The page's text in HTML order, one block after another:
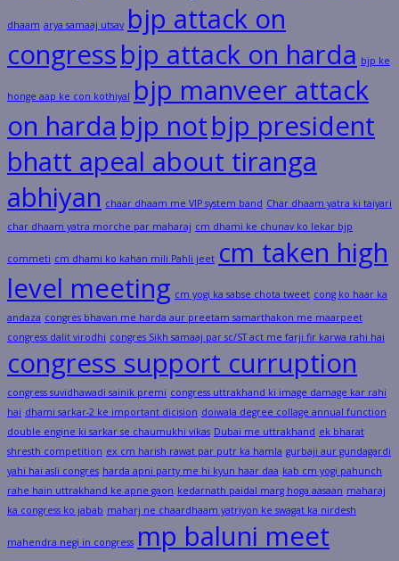
dhaam arya samaaj utsav bjp attack on
congressbjp attack on harda bjp ke
honge aap ke con kothiyal bjp manveer attack
on harda bjp notbjp president
bhatt apeal about tiranga
abhiyan chaar dhaam me VIP system band Char dhaam yatra ki taiyari
char dhaam yatra morche par maharaj cm dhami ke chunav ko lekar bjp
commeti cm dhami ko kahan mili Pahli jeet cm taken high
level meeting cm yogi ka sabse chota tweet cong ko haar ka
andaza congres bhavan me harda aur preetam samarthakon me maarpeet
congress dalit virodhi congres Sikh samaaj par sc/ST act me farji fir karwa rahi hai
congress support curruption
congress suvidhawadi sainik premi congress uttrakhand ki image damage kar rahi
hai dhami sarkar-2 ke important dicision doiwala degree collage annual function
double engine ki sarkar se chaumukhi vikas Dubai me uttrakhand ek bharat
shresth competition ex cm harish rawat par putr ka hamla gurbaji aur gundagardi
yahi hai asli congres harda apni party me hi kyun haar daa kab cm yogi pahunch
rahe hain uttrakhand ke apne gaon kedarnath paidal marg hoga aasaan maharaj
ka congress ko jabab maharj ne chaardhaam yatriyon ke swagat ka nirdesh
mahendra negi in congress mp baluni meet